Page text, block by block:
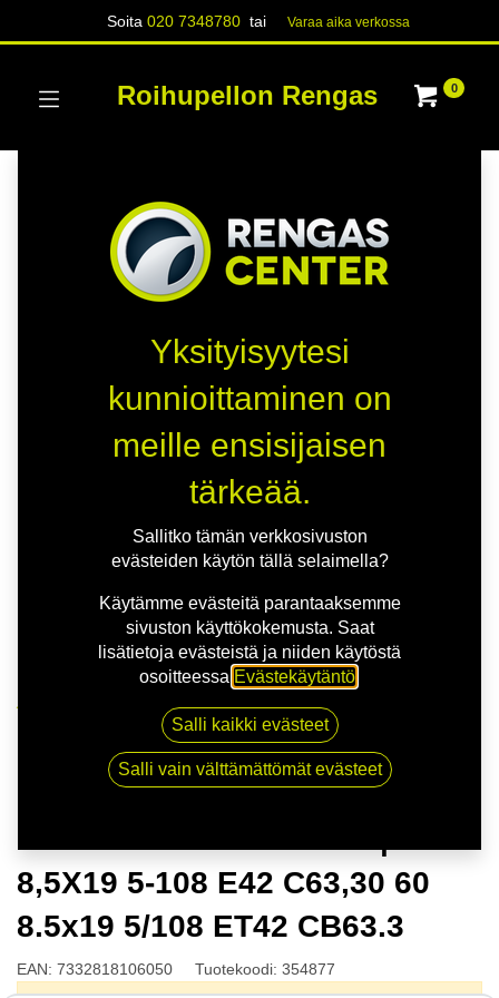
Soita020 7348780 tai Varaa aika verk​​​​ossa
Roihupellon Rengas 0
NITRO STING FF G.BLK | 8,5X19 5-108 E42 C63,30 60
8.5x19 5/108 ET42 CB63.3
8,5X19 5-108 E42 C63,30 60
8.5x19 5/108 ET42 CB63.3
EAN: 7332818106050 Tuotekoodi: 354877
Yksityisyytesi
kunnioittaminen on
meille ensisijaisen
tärkeää.
Sallitko tämän verkkosivuston
evästeiden käytön tällä selaimella?
Käytämme evästeitä parantaaksemme
sivuston käyttökokemusta. Saat
lisätietoja evästeistä ja niiden käytöstä
osoitteessa Evästekäytäntö
Salli kaikki evästeet
Salli vain välttämättömät evästeet